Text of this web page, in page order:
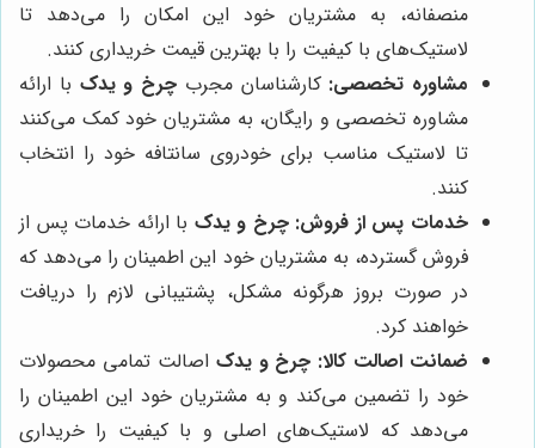
منصفانه، به مشتریان خود این امکان را می‌دهد تا
لاستیک‌های با کیفیت را با بهترین قیمت خریداری کنند.
مشاوره تخصصی: کارشناسان مجرب چرخ و یدک با ارائه
مشاوره تخصصی و رایگان، به مشتریان خود کمک می‌کنند
تا لاستیک مناسب برای خودروی سانتافه خود را انتخاب
کنند.
خدمات پس از فروش: چرخ و یدک با ارائه خدمات پس از
فروش گسترده، به مشتریان خود این اطمینان را می‌دهد که
در صورت بروز هرگونه مشکل، پشتیبانی لازم را دریافت
خواهند کرد.
ضمانت اصالت کالا: چرخ و یدک اصالت تمامی محصولات
خود را تضمین می‌کند و به مشتریان خود این اطمینان را
می‌دهد که لاستیک‌های اصلی و با کیفیت را خریداری